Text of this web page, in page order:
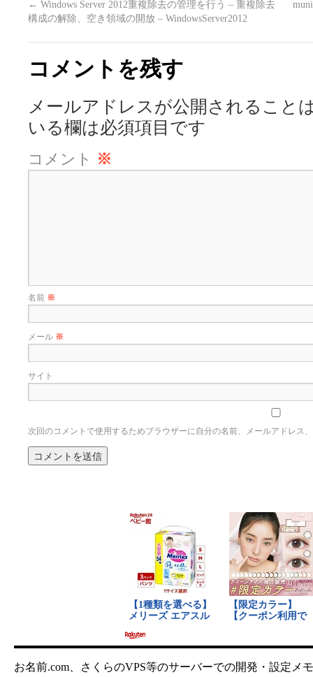
← Windows Server 2012重複除去の管理を行う – 重複除去
構成の解除、空き領域の開放 – WindowsServer2012
コメントを残す
メールアドレスが公開されること
いる欄は必須項目です
コメント ※
名前 ※
メール ※
サイト
次回のコメントで使用するためブラウザーに自分の名前、メールアドレス
お名前.com、さくらのVPS等のサーバーでの開発・設定メモ